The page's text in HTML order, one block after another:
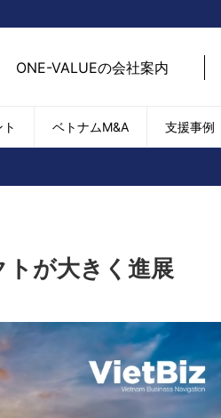
ONE-VALUEの会社案内
ベトナムM&A 支援事例
SDGs・ESG
外国直接投資（FDI）
が大きく進展